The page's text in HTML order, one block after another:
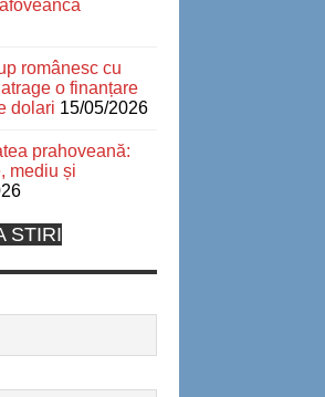
românesc cu
o finanțare
dolari 15/05/2026
prahoveană:
mediu și
STIRI